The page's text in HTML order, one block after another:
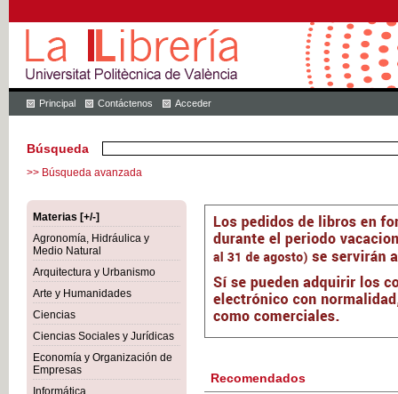
Principal Contáctenos Acceder
Búsqueda
>> Búsqueda avanzada
Materias [+/-]
Agronomía, Hidráulica y
Medio Natural
Arquitectura y Urbanismo
Arte y Humanidades
Ciencias
Ciencias Sociales y Jurídicas
Economía y Organización de
Empresas
Informática
Recomendados